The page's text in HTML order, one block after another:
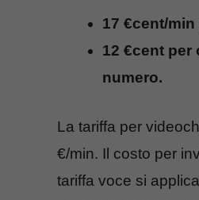
17 €cent/
12 €cent per
numero.
La tariffa per
€/min. Il costo per
tariffa voce si